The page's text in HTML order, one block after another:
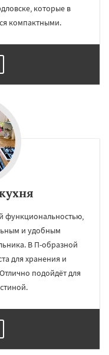
которые в
компактными.
функциональностью,
и удобным
В П-образной
для хранения и
подойдёт для